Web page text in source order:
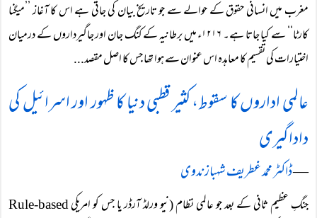
مغرب میں انسانی حقوق کے حوالے سے جو تاریخ بیان کی جاتی ہے اس کا آغاز ’’میگنا
کارٹا‘‘ سے کیا جاتا ہے۔ ۱۲۱۶ء میں برطانیہ کے کنگ جان اور جاگیرداروں کے درمیان
اختیارات کی تقسیم کا معاہدہ اس عنوان سے ہوا تھا جس کا اصل مقصد...
عالمی اداروں کا سقوط، کثیر قطبی دنیا کا ظہور اور اسرائیل کی
داداگیری
―ڈاکٹر محمد غطریف شہباز ندوی
جنگِ عظیم ثانی کے بعد جو عالمی نظام (نیو ورلڈ آرڈر یا جس کو امریکی Rule-based